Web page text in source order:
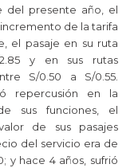
del presente año, el
de la tarifa
el pasaje en su ruta
y en sus rutas
S/0.50 a S/0.55.
repercusión en la
sus funciones, el
de sus pasajes
del servicio era de
y hace 4 años, sufrió